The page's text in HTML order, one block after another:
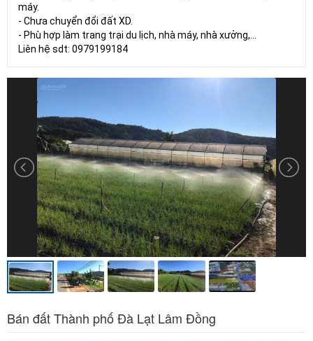
máy.
- Chưa chuyển đổi đất XD.
- Phù hợp làm trang trại du lịch, nhà máy, nhà xưởng,...
Liên hệ sdt: 0979199184
Bán đất Thành phố Đà Lạt Lâm Đồng